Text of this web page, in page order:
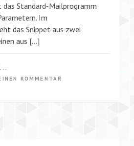
Standard-Mailprogramm
Im
das Snippet aus zwei
aus […]
KOMMENTAR